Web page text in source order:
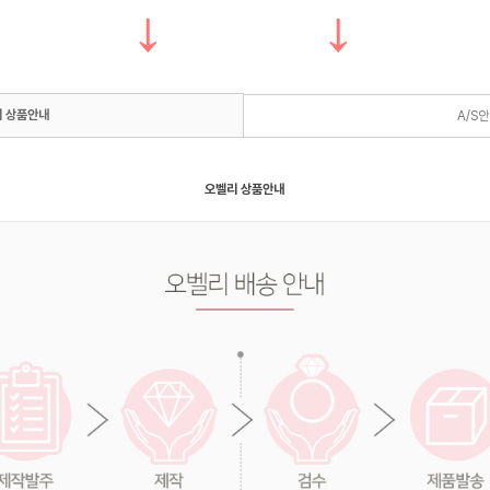
상품안내 A/S안
오벨리 상품안내